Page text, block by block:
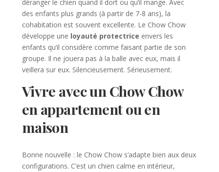
déranger le chien quand il dort ou qu’il mange. Avec
des enfants plus grands (à partir de 7-8 ans), la
cohabitation est souvent excellente. Le Chow Chow
développe une loyauté protectrice envers les
enfants qu’il considère comme faisant partie de son
groupe. Il ne jouera pas à la balle avec eux, mais il
veillera sur eux. Silencieusement. Sérieusement.
Vivre avec un Chow Chow
en appartement ou en
maison
Bonne nouvelle : le Chow Chow s’adapte bien aux deux
configurations. C’est un chien calme en intérieur,